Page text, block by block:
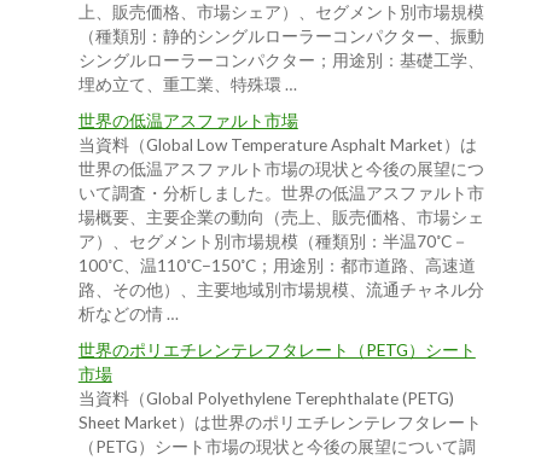
上、販売価格、市場シェア）、セグメント別市場規模
（種類別：静的シングルローラーコンパクター、振動
シングルローラーコンパクター；用途別：基礎工学、
埋め立て、重工業、特殊環 …
世界の低温アスファルト市場
当資料（Global Low Temperature Asphalt Market）は
世界の低温アスファルト市場の現状と今後の展望につ
いて調査・分析しました。世界の低温アスファルト市
場概要、主要企業の動向（売上、販売価格、市場シェ
ア）、セグメント別市場規模（種類別：半温70˚C－
100˚C、温110˚C−150˚C；用途別：都市道路、高速道
路、その他）、主要地域別市場規模、流通チャネル分
析などの情 …
世界のポリエチレンテレフタレート（PETG）シート
市場
当資料（Global Polyethylene Terephthalate (PETG)
Sheet Market）は世界のポリエチレンテレフタレート
（PETG）シート市場の現状と今後の展望について調